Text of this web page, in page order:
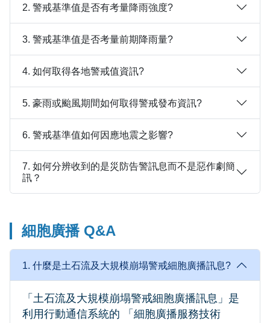
2. 警戒基準值是否有考量降雨強度?
3. 警戒基準值是否考量前期降雨量?
4. 如何取得各地警戒值資訊?
5. 豪雨或颱風期間如何取得警戒發布資訊?
6. 警戒基準值如何因應地震之影響?
7. 如何分辨收到的是災防告警訊息而不是惡作劇簡
訊？
細胞廣播 Q&A
1. 什麼是土石流及大規模崩塌警戒細胞廣播訊息?
「土石流及大規模崩塌警戒細胞廣播訊息」是
利用行動通信系統的 「細胞廣播服務技術